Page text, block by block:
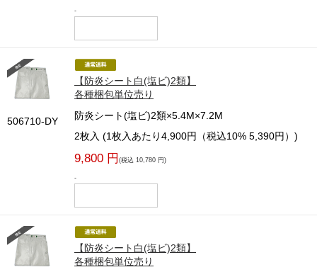
-
506710-DY
【防炎シート白(塩ビ)2類】
各種梱包単位売り
防炎シート(塩ビ)2類×5.4M×7.2M
2枚入 (1枚入あたり4,900円（税込10% 5,390円）)
9,800 円 (税込 10,780 円)
-
【防炎シート白(塩ビ)2類】
各種梱包単位売り